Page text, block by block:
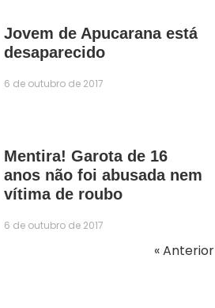
Jovem de Apucarana está
desaparecido
6 de outubro de 2017
Mentira! Garota de 16
anos não foi abusada nem
vítima de roubo
6 de outubro de 2017
« Anterior